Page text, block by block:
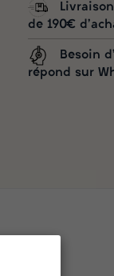
de 190€
Besoin
répond sur